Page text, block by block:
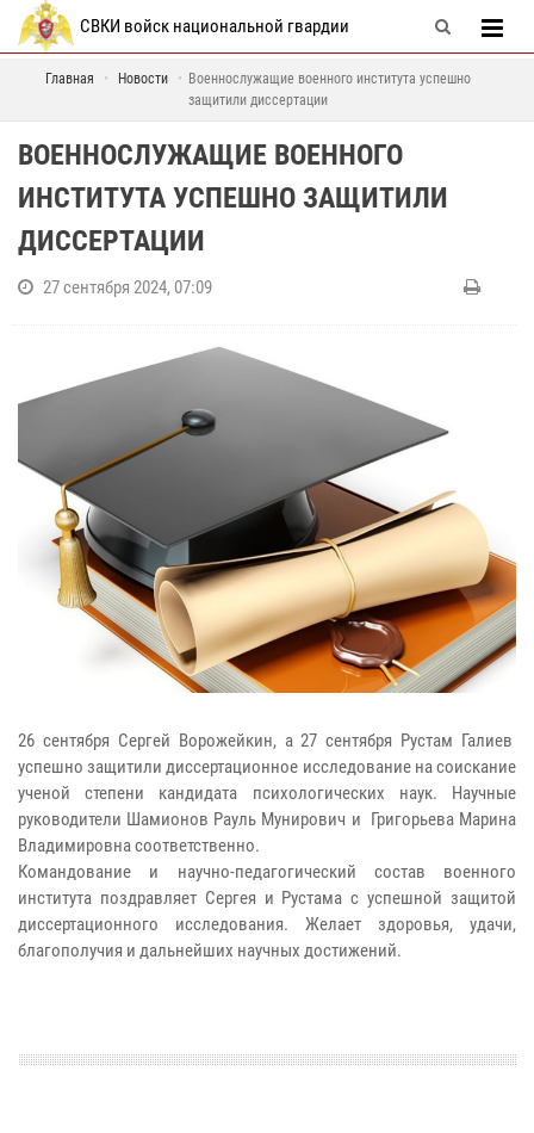
СВКИ войск национальной гвардии
Главная Новости
Военнослужащие военного института успешно
защитили диссертации
ВОЕННОСЛУЖАЩИЕ ВОЕННОГО
ИНСТИТУТА УСПЕШНО ЗАЩИТИЛИ
ДИССЕРТАЦИИ
27 сентября 2024, 07:09
26 сентября Сергей Ворожейкин, а 27 сентября Рустам Галиев
успешно защитили диссертационное исследование на соискание
ученой степени кандидата психологических наук. Научные
руководители Шамионов Рауль Мунирович и Григорьева Марина
Владимировна соответственно.
Командование и научно-педагогический состав военного
института поздравляет Сергея и Рустама с успешной защитой
диссертационного исследования. Желает здоровья, удачи,
благополучия и дальнейших научных достижений.